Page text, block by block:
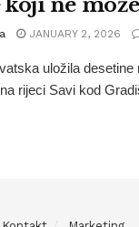
JANUARY 2, 2026
uložila desetine
rijeci Savi kod